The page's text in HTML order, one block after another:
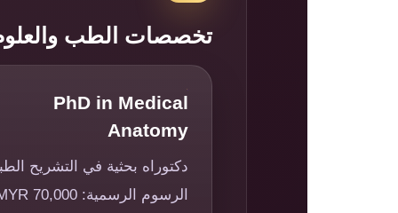
تخصصات الطب
PhD in Medical
Anatomy
دكتوراه بحثية في التشريح